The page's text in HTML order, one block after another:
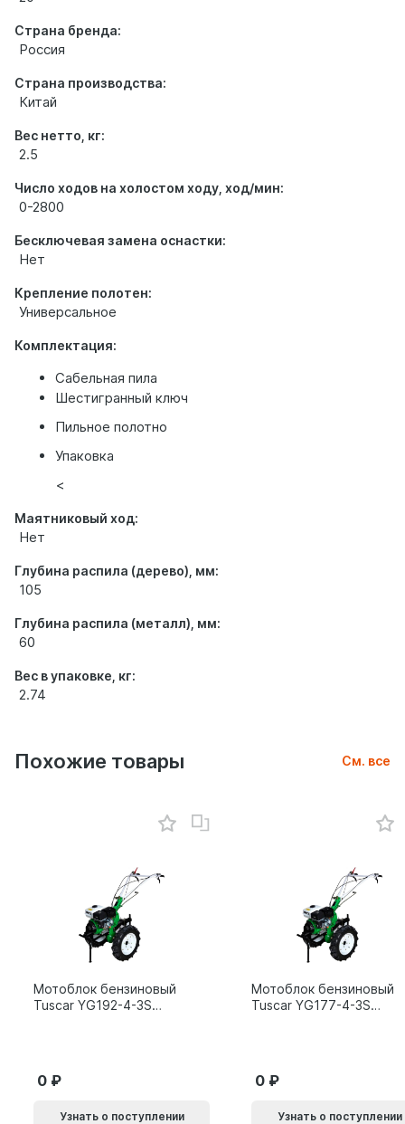
Страна бренда:
Россия
Страна производства:
Китай
Вес нетто, кг:
2.5
Число ходов на холостом ходу, ход/мин:
0-2800
Бесключевая замена оснастки:
Нет
Крепление полотен:
Универсальное
Комплектация:
Сабельная пила
Шестигранный ключ
Пильное полотно
Упаковка
<
Маятниковый ход:
Нет
Глубина распила (дерево), мм:
105
Глубина распила (металл), мм:
60
Вес в упаковке, кг:
2.74
Похожие товары См. все
Мотоблок бензиновый
Tuscar YG192-4-3S
0
Узнать о поступлении
Мотоблок бензиновый
Tuscar YG177-4-3S
0
Узнать о поступлении